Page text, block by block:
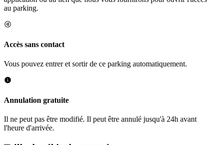
au parking.
Accès sans contact
Vous pouvez entrer et sortir de ce parking automatiquement.
Annulation gratuite
Il ne peut pas être modifié. Il peut être annulé jusqu'à 24h avant
l'heure d'arrivée.